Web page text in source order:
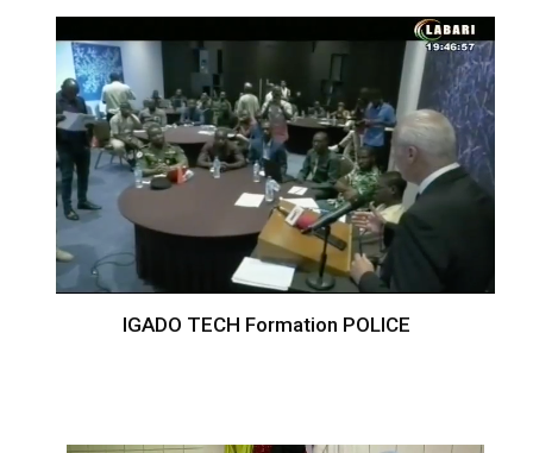
IGADO TECH Formation POLICE